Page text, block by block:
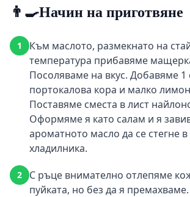
👨‍🍳Начин на приготвяне
1
Към маслото, размекнато на
температура прибавяме
Посоляваме на вкус. Добавяме 1
портокалова кора и малко
Поставяме сместа в лист
Оформяме я като салам и я
ароматното масло да се стегне
хладилника.
2
С ръце внимателно отлепяме
пуйката, но без да я